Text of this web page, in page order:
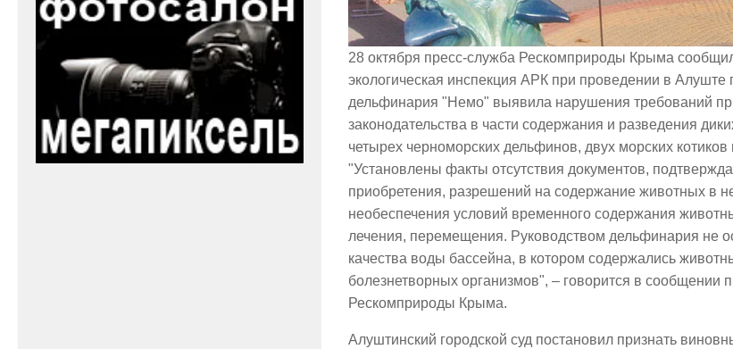
28 октября пресс-служба Рескомприроды Крыма
экологическая инспекция АРК при проведении в Алуште
дельфинария "Немо" выявила нарушения требований
законодательства в части содержания и разведения
четырех черноморских дельфинов, двух морских котиков
"Установлены факты отсутствия документов,
приобретения, разрешений на содержание животных в
необеспечения условий временного содержания
лечения, перемещения. Руководством дельфинария не
качества воды бассейна, в котором содержались
болезнетворных организмов", – говорится в сообщении
Рескомприроды Крыма.
Алуштинский городской суд постановил признать